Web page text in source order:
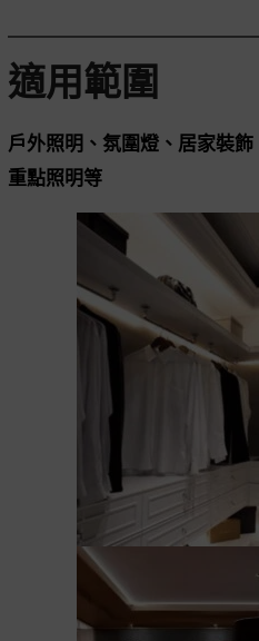
適用範圍
戶外照明、氛圍燈、居家裝
重點照明等